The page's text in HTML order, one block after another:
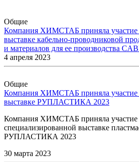
Общие
Компания ХИМСТАБ приняла участие
выставке кабельно-проводниковой
и материалов для ее производства
4 апреля 2023
Общие
Компания ХИМСТАБ приняла участие
выставке РУПЛАСТИКА 2023
Компания ХИМСТАБ приняла участие
специализированной выставке
РУПЛАСТИКА 2023
30 марта 2023